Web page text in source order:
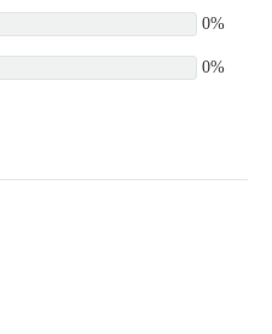
0%
0%